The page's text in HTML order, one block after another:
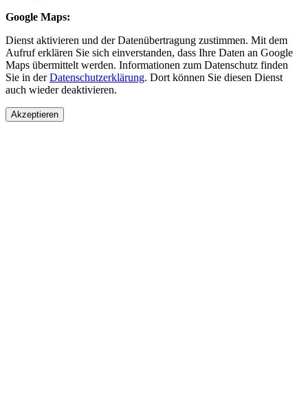
Google Maps:
Dienst aktivieren und der Datenübertragung zustimmen. Mit dem
Aufruf erklären Sie sich einverstanden, dass Ihre Daten an Google
Maps übermittelt werden. Informationen zum Datenschutz finden
Sie in derDatenschutzerklärung. Dort können Sie diesen Dienst
auch wieder deaktivieren.
Akzeptieren